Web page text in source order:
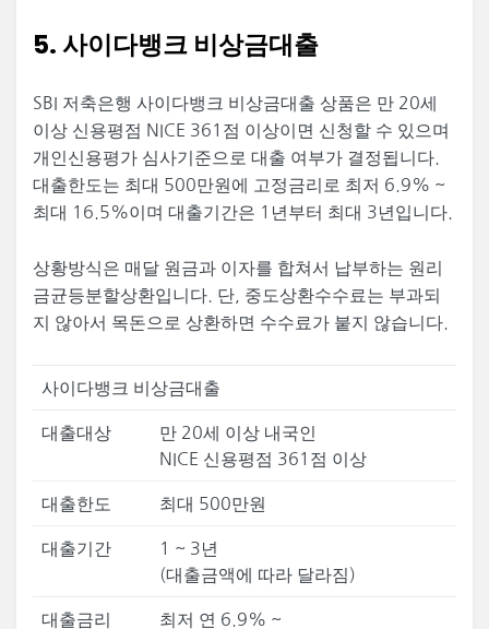
5. 사이다뱅크 비상금대출
SBI 저축은행 사이다뱅크 비상금대출 상품은 만 20세
이상 신용평점 NICE 361점 이상이면 신청할 수 있으며
개인신용평가 심사기준으로 대출 여부가 결정됩니다.
대출한도는 최대 500만원에 고정금리로 최저 6.9% ~
최대 16.5%이며 대출기간은 1년부터 최대 3년입니다.
상황방식은 매달 원금과 이자를 합쳐서 납부하는 원리
금균등분할상환입니다. 단, 중도상환수수료는 부과되
지 않아서 목돈으로 상환하면 수수료가 붙지 않습니다.
사이다뱅크 비상금대출
대출대상
만 20세 이상 내국인
NICE 신용평점 361점 이상
대출한도 최대 500만원
대출기간
1 ~ 3년
(대출금액에 따라 달라짐)
대출금리
최저 연 6.9% ~